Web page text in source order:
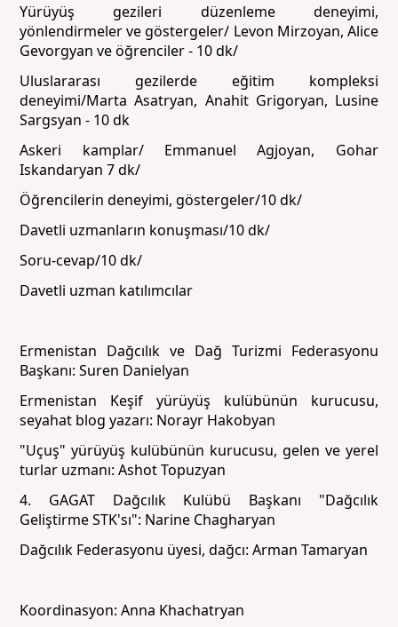
Yürüyüş gezileri düzenleme deneyimi,
yönlendirmeler ve göstergeler/ Levon Mirzoyan, Alice
Gevorgyan ve öğrenciler - 10 dk/
Uluslararası gezilerde eğitim kompleksi
deneyimi/Marta Asatryan, Anahit Grigoryan, Lusine
Sargsyan - 10 dk
Askeri kamplar/ Emmanuel Agjoyan, Gohar
Iskandaryan 7 dk/
Öğrencilerin deneyimi, göstergeler/10 dk/
Davetli uzmanların konuşması/10 dk/
Soru-cevap/10 dk/
Davetli uzman katılımcılar
Ermenistan Dağcılık ve Dağ Turizmi Federasyonu
Başkanı: Suren Danielyan
Ermenistan Keşif yürüyüş kulübünün kurucusu,
seyahat blog yazarı: Norayr Hakobyan
"Uçuş" yürüyüş kulübünün kurucusu, gelen ve yerel
turlar uzmanı: Ashot Topuzyan
4. GAGAT Dağcılık Kulübü Başkanı "Dağcılık
Geliştirme STK'sı": Narine Chagharyan
Dağcılık Federasyonu üyesi, dağcı: Arman Tamaryan
Koordinasyon: Anna Khachatryan